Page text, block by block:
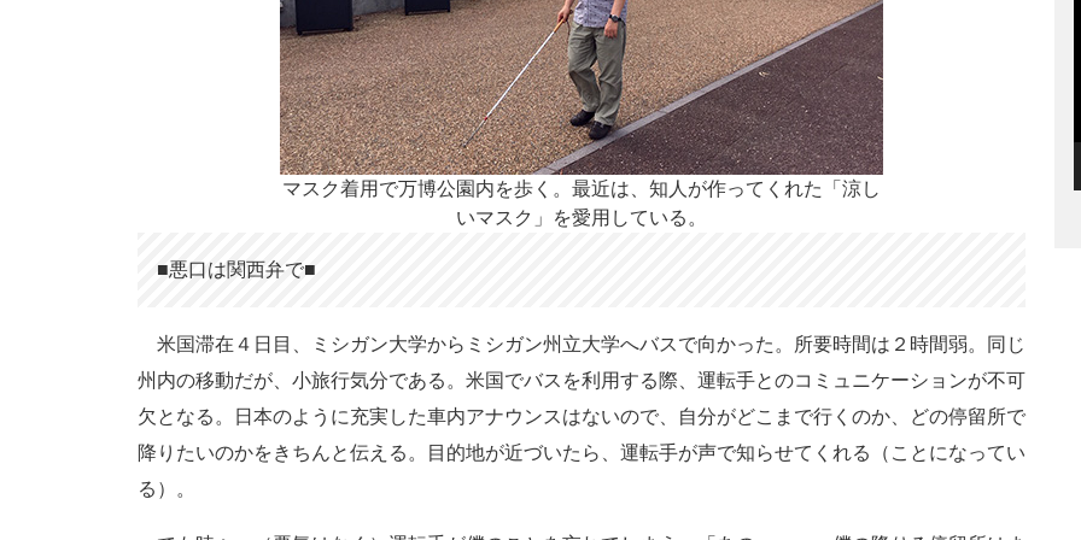
マスク着用で万博公園内を歩く。最近は、知人が作ってくれた「涼し
いマスク」を愛用している。
■悪口は関西弁で■
米国滞在４日目、ミシガン大学からミシガン州立大学へバスで向かった。所要時間は２時間弱。同じ
州内の移動だが、小旅行気分である。米国でバスを利用する際、運転手とのコミュニケーションが不可
欠となる。日本のように充実した車内アナウンスはないので、自分がどこまで行くのか、どの停留所で
降りたいのかをきちんと伝える。目的地が近づいたら、運転手が声で知らせてくれる（ことになってい
る）。